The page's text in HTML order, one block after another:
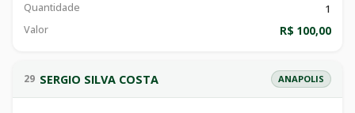
Quantidade 1
Valor R$ 100,00
29 SERGIO SILVA COSTA ANAPOLIS